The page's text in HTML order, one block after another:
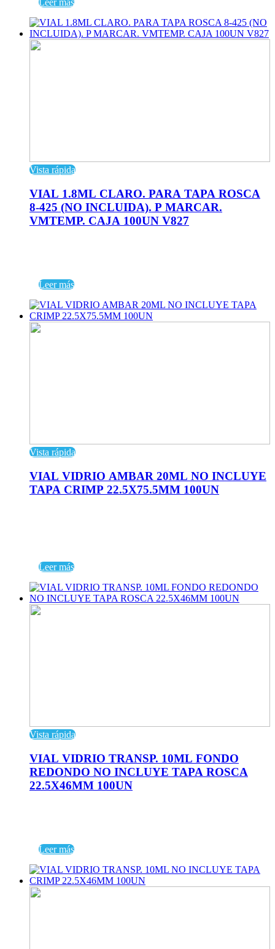
Leer más
Vista rápida
VIAL 1.8ML CLARO. PARA TAPA ROSCA
8-425 (NO INCLUIDA). P MARCAR.
VMTEMP. CAJA 100UN V827
Leer más
Vista rápida
VIAL VIDRIO AMBAR 20ML NO INCLUYE
TAPA CRIMP 22.5X75.5MM 100UN
Leer más
Vista rápida
VIAL VIDRIO TRANSP. 10ML FONDO
REDONDO NO INCLUYE TAPA ROSCA
22.5X46MM 100UN
Leer más